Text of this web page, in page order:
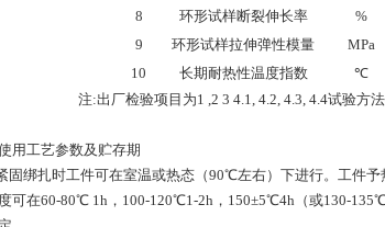
8
环形试样断裂伸长率 %
9
环形试样拉伸弹性模量 MPa
10 长期耐热性温度指数 ℃
厂检验项目为1 ,2 3 4.1, 4.2, 4.3, 4.4试验方法按
用工艺参数及贮存期
固绑扎时工件可在室温或热态（90℃左右）下进行。工件
可在60-80℃1h，100-120℃1-2h，150±5℃4h（或130-135